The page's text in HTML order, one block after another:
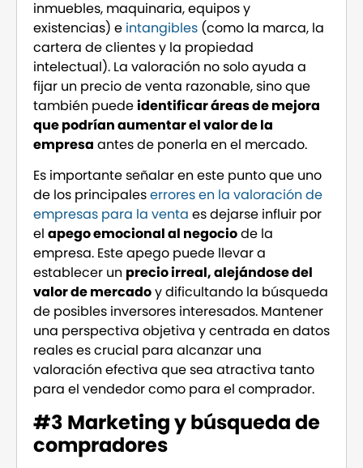
inmuebles, maquinaria, equipos y
existencias) e intangibles (como la marca, la
cartera de clientes y la propiedad
intelectual). La valoración no solo ayuda a
fijar un precio de venta razonable, sino que
también puedeidentificar áreas de mejora
que podrían aumentar el valor de la
empresa antes de ponerla en el mercado.
Es importante señalar en este punto que uno
de los principaleserrores en la valoración de
empresas para la venta es dejarse influir por
el apego emocional al negociode la
empresa. Este apego puede llevar a
establecer un precio irreal, alejándose del
valor de mercadoy dificultando la búsqueda
de posibles inversores interesados. Mantener
una perspectiva objetiva y centrada en datos
reales es crucial para alcanzar una
valoración efectiva que sea atractiva tanto
para el vendedor como para el comprador.
#3 Marketing y búsqueda de
compradores